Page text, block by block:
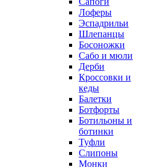
Лоферы
Эспадрильи
Шлепанцы
Босоножки
Сабо и мюли
Дерби
Кроссовки и
кеды
Балетки
Ботфорты
Ботильоны и
ботинки
Туфли
Слипоны
Монки